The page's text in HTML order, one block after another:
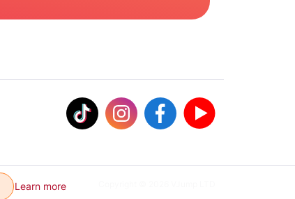
Learn more